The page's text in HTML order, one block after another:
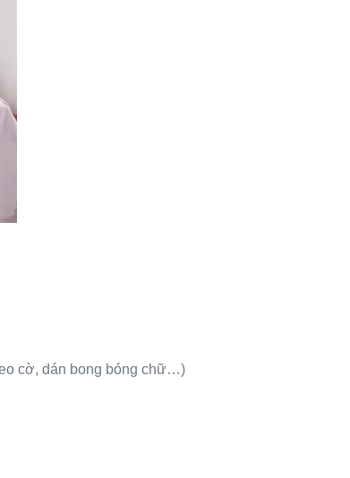
cờ, dán bong bóng chữ…)